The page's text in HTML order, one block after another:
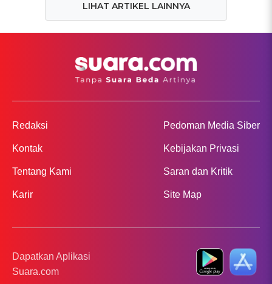
LIHAT ARTIKEL LAINNYA
Redaksi
Kontak
Tentang Kami
Karir
Pedoman Media Siber
Kebijakan Privasi
Saran dan Kritik
Site Map
Dapatkan Aplikasi
Suara.com